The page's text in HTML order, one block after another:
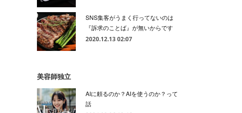
SNS集客がうまく行ってないのは
『訴求のことば』が無いからです
2020.12.13 02:07
美容師独立
AIに頼るのか？AIを使うのか？って
話